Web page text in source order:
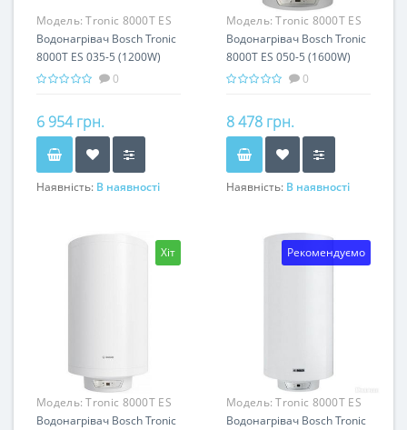
Модель:Tronic 8000T ES
035-5 (1200W)
Водонагрівач Bosch Tronic
8000T ES 035-5 (1200W)
0
6 954 грн.
Наявність: В наявності
Модель:Tronic 8000T ES
050-5 (1600W)
Водонагрівач Bosch Tronic
8000T ES 050-5 (1600W)
0
8 478 грн.
Наявність: В наявності
Хіт
Модель:Tronic 8000T ES
080-5 (2000W)
Водонагрівач Bosch Tronic
Рекомендуємо
Модель:Tronic 8000T ES
100-5 (2000W)
Водонагрівач Bosch Tronic